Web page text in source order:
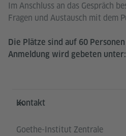
Im Anschluss an das Gespräch
Fragen und Austausch mit dem
Die Plätze sind auf 60
Anmeldung wird gebeten unter:
Service- und
Kontakt
Goethe-Institut Zentrale